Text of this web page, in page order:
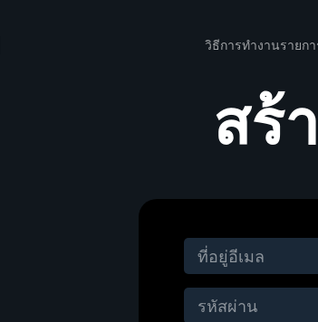
วิธีการทำงานรายกา
สร้